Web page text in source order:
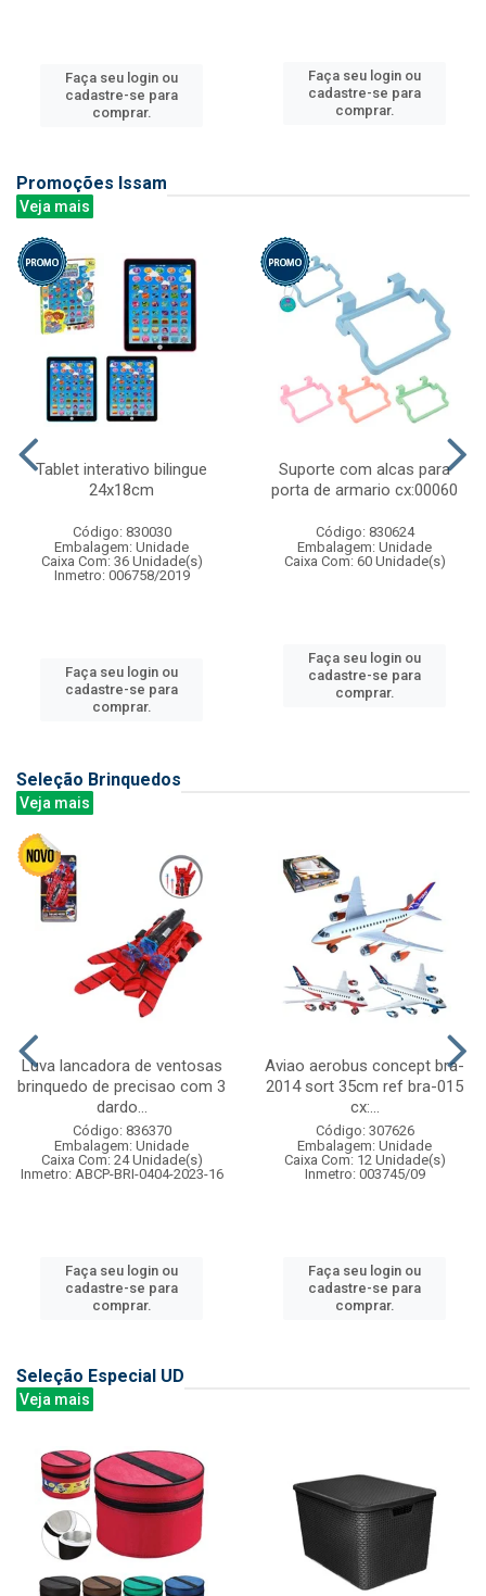
Faça seu login ou
cadastre-se para
comprar.
Faça seu login ou
cadastre-se para
comprar.
Promoções Issam
Veja mais
Tablet interativo bilingue
24x18cm
Código: 830030
Embalagem: Unidade
Caixa Com: 36 Unidade(s)
Inmetro: 006758/2019
Faça seu login ou
cadastre-se para
comprar.
Suporte com alcas para
porta de armario cx:00060
Código: 830624
Embalagem: Unidade
Caixa Com: 60 Unidade(s)
Faça seu login ou
cadastre-se para
comprar.
Seleção Brinquedos
Veja mais
Luva lancadora de ventosas
brinquedo de precisao com 3
dardo...
Código: 836370
Embalagem: Unidade
Caixa Com: 24 Unidade(s)
Inmetro: ABCP-BRI-0404-2023-16
Faça seu login ou
cadastre-se para
comprar.
Aviao aerobus concept bra-
2014 sort 35cm ref bra-015
cx:...
Código: 307626
Embalagem: Unidade
Caixa Com: 12 Unidade(s)
Inmetro: 003745/09
Faça seu login ou
cadastre-se para
comprar.
Seleção Especial UD
Veja mais